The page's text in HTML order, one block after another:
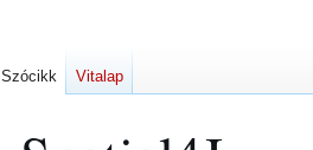
Szócikk Vitalap